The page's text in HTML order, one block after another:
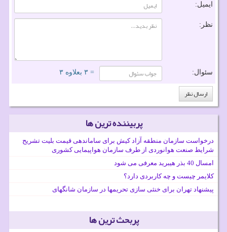
ایمیل:
نظر:
سئوال: = ۳ بعلاوه ۳
پربیننده ترین ها
درخواست سازمان منطقه آزاد کیش برای ساماندهی قیمت بلیت تشریح
شرایط صنعت هوانوردی از طرف سازمان هواپیمایی کشوری
امسال 40 بذر هیبرید معرفی می شود
کلایمر چیست و چه کاربردی دارد؟
پیشنهاد تهران برای خنثی سازی تحریمها در سازمان شانگهای
پربحث ترین ها